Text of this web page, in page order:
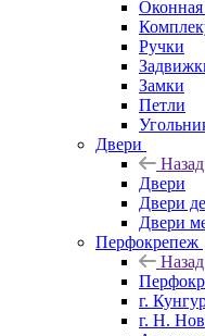
Ручки
Замки
Петли
Двери
Назад
Двери
Двери
Двери
Перфокрепеж
Назад
г.
г. Н.